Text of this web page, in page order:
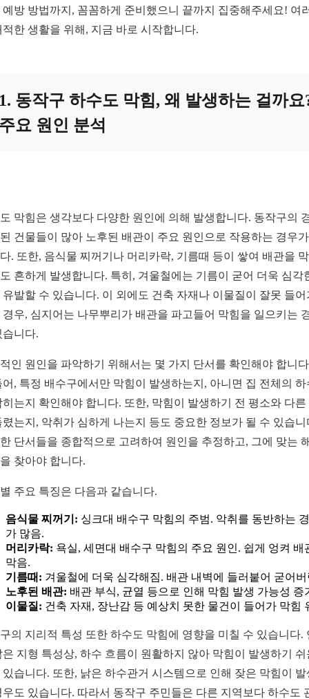
예방 방법까지, 꼼꼼하게 준비했으니 끝까지 집중해주세요! 여
적한 생활을 위해, 지금 바로 시작합니다.
동작구 하수도 막힘, 왜 발생하는 걸까요
요 원인 분석
막힘은 생각보다 다양한 원인에 의해 발생합니다. 동작구의
건물들이 많아 노후된 배관이 주요 원인으로 작용하는 경우
. 또한, 음식물 찌꺼기나 머리카락, 기름때 등이 쌓여 배관을
흔하게 발생합니다. 특히, 겨울철에는 기름이 굳어 더욱 심각
유발할 수 있습니다. 이 외에도 건축 자재나 이물질이 잘못 들어
경우, 심지어는 나무뿌리가 배관을 파고들어 막힘을 일으키는
습니다.
인 원인을 파악하기 위해서는 몇 가지 단서를 확인해야 합니
어, 특정 배수구에서만 막힘이 발생하는지, 아니면 집 전체의 하
히는지 확인해야 합니다. 또한, 막힘이 발생하기 전 평소와 다른
렸는지, 악취가 심하게 나는지 등도 중요한 정보가 될 수 있습니
단서들을 종합적으로 고려하여 원인을 추정하고, 그에 맞는
찾아야 합니다.
주요 특징은 다음과 같습니다.
음식물 찌꺼기: 싱크대 배수구 막힘의 주범. 악취를 동반하는
가 많음.
머리카락: 욕실, 세면대 배수구 막힘의 주요 원인. 쉽게 엉켜 배
막음.
기름때: 겨울철에 더욱 심각해짐. 배관 내벽에 들러붙어 굳어버
노후된 배관: 배관 부식, 균열 등으로 인해 막힘 발생 가능성 증
이물질: 건축 자재, 장난감 등 예상치 못한 물건이 들어가 막힘
의 지리적 특성 또한 하수도 막힘에 영향을 미칠 수 있습니다.
은 지형 특성상, 하수 흐름이 원활하지 않아 막힘이 발생하기 쉬
있습니다. 또한, 낡은 하수관거 시스템으로 인해 잦은 막힘이 발
우도 있습니다. 따라서 동작구 주민들은 다른 지역보다 하수도